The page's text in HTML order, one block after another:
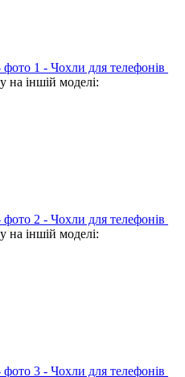
на іншій моделі:
на іншій моделі: